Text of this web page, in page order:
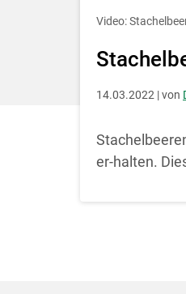
Video:
14.03.2022 | von
er-halten.